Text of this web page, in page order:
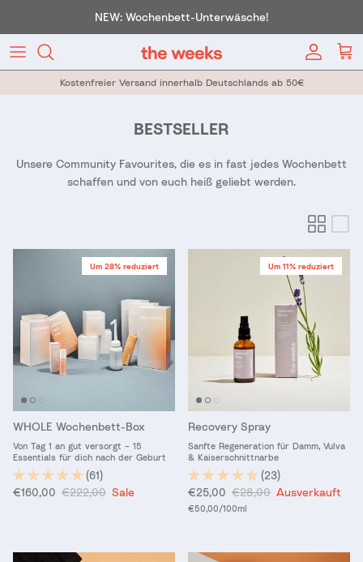
NEW: Wochenbett-Unterwäsche!
Konto
Kostenfreier Versand innerhalb Deutschlands ab 50€
BESTSELLER
Unsere Community Favourites, die es in fast jedes Wochenbett
schaffen und von euch heiß geliebt werden.
Um 28% reduziert
WHOLE Wochenbett-Box
Von Tag 1 an gut versorgt – 15
Essentials für dich nach der Geburt
(61)
Verkaufspreis
€160,00 Normaler Preis
€222,00 Sale
Um 11% reduziert
Recovery Spray
Sanfte Regeneration für Damm, Vulva
& Kaiserschnittnarbe
(23)
Verkaufspreis
€25,00 Normaler Preis
€28,00 Ausverkauft
Grundpreis
€50,00/100ml